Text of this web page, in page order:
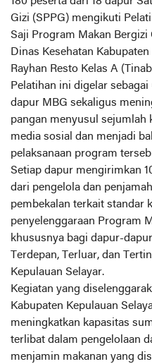
Gizi (SPPG) mengikuti
Saji Program Makan
Dinas Kesehatan
Rayhan Resto Kelas A
Pelatihan ini digelar
dapur MBG sekaligus
pangan menyusul sejumlah
media sosial dan menjadi
pelaksanaan program
‎Setiap dapur mengirimkan
dari pengelola dan
pembekalan terkait standar
penyelenggaraan Program
khususnya bagi dapur-
Terdepan, Terluar, dan
Kepulauan Selayar.
‎Kegiatan yang
Kabupaten Kepulauan
meningkatkan kapasitas
terlibat dalam pengelolaan
menjamin makanan yang